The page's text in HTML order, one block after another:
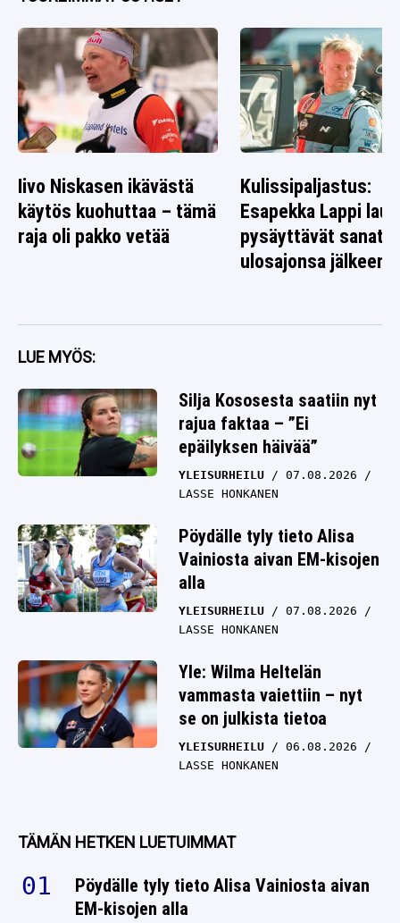
Iivo Niskasen ikävästä
käytös kuohuttaa – tämä
raja oli pakko vetää
Kulissipaljastus:
Esapekka Lappi
pysäyttävät sanat
ulosajonsa jälkeen
LUE MYÖS:
Silja Kososesta saatiin nyt
rajua faktaa – ”Ei
epäilyksen häivää”
YLEISURHEILU
07.08.2026
LASSE HONKANEN
Pöydälle tyly tieto Alisa
Vainiosta aivan EM-kisojen
alla
YLEISURHEILU
07.08.2026
LASSE HONKANEN
Yle: Wilma Heltelän
vammasta vaiettiin – nyt
se on julkista tietoa
YLEISURHEILU
06.08.2026
LASSE HONKANEN
TÄMÄN HETKEN LUETUIMMAT
Pöydälle tyly tieto Alisa Vainiosta aivan
EM-kisojen alla